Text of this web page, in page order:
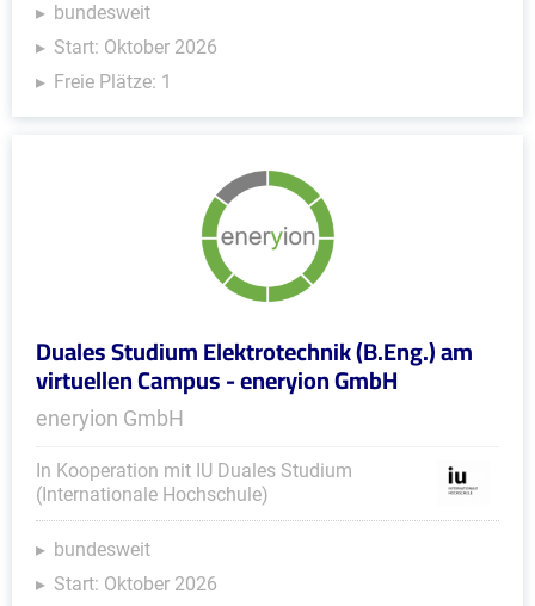
bundesweit
Start: Oktober 2026
Freie Plätze: 1
Duales Studium Elektrotechnik (B.Eng.) am
virtuellen Campus - eneryion GmbH
eneryion GmbH
In Kooperation mit IU Duales Studium
(Internationale Hochschule)
bundesweit
Start: Oktober 2026